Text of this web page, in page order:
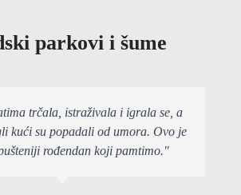
parkovi i šume
trčala, istraživala i igrala se, a
kući su popadali od umora. Ovo je
rođendan koji pamtimo."